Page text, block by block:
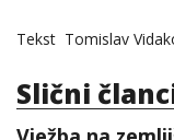
Tekst Tomislav
Slični